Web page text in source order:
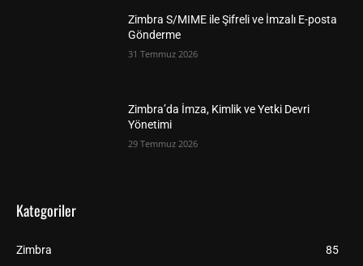
Zimbra S/MIME ile Şifreli ve İmzalı E-posta
Gönderme
31 Temmuz 2026
Zimbra’da İmza, Kimlik ve Yetki Devri
Yönetimi
29 Temmuz 2026
Kategoriler
Zimbra
85